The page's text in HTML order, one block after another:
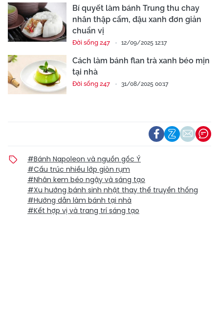
Bí quyết làm bánh Trung thu chay
nhân thập cẩm, đậu xanh đơn giản
chuẩn vị
Đời sống 247 12/09/2025 12:17
Cách làm bánh flan trà xanh béo mịn
tại nhà
Đời sống 247 31/08/2025 00:17
#Bánh Napoleon và nguồn gốc Ý
#Cấu trúc nhiều lớp giòn rụm
#Nhân kem béo ngậy và sáng tạo
#Xu hướng bánh sinh nhật thay thế truyền thống
#Hướng dẫn làm bánh tại nhà
#Kết hợp vị và trang trí sáng tạo